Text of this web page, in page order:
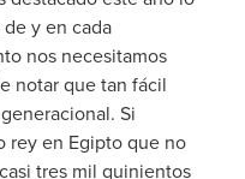
y en cada
nos necesitamos
notar que tan fácil
Si
rey en Egipto que no
tres mil quinientos